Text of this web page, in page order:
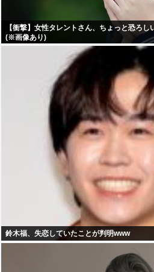
【衝撃】女性タレントさん、ちょっと恐ろ
(※画像あり)
鈴木福、失恋していたことが判明www